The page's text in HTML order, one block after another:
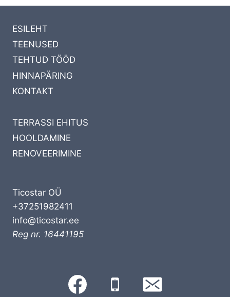
ESILEHT
TEENUSED
TEHTUD TÖÖD
HINNAPÄRING
KONTAKT
TERRASSI EHITUS
HOOLDAMINE
RENOVEERIMINE
Ticostar OÜ
+37251982411
info@ticostar.ee
Reg nr. 16441195